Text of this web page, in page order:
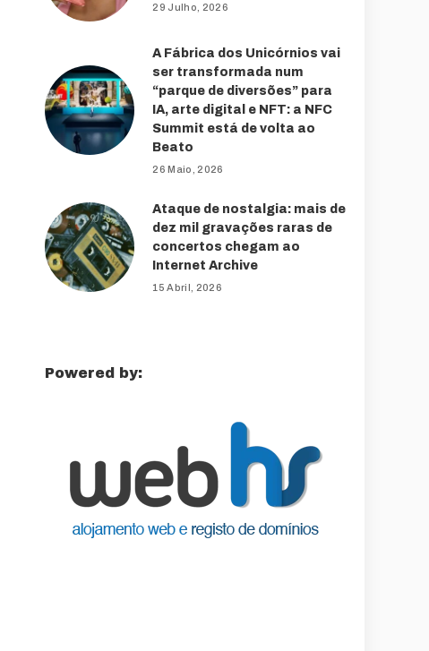
29 Julho, 2026
A Fábrica dos Unicórnios vai
ser transformada num
“parque de diversões” para
IA, arte digital e NFT: a NFC
Summit está de volta ao
Beato
26 Maio, 2026
Ataque de nostalgia: mais de
dez mil gravações raras de
concertos chegam ao
Internet Archive
15 Abril, 2026
Powered by: